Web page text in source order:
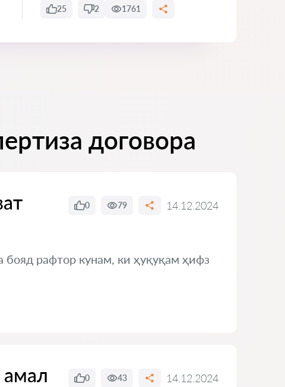
25 2 1761
договора
0 79 14.12.2024
рафтор кунам, ки ҳуқуқам ҳифз
амал
0 43 14.12.2024